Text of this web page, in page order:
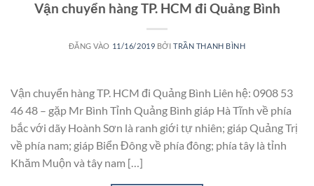
Vận chuyển hàng TP. HCM đi Quảng Bình
ĐĂNG VÀO 11/16/2019 BỞITRẦN THANH BÌNH
Vận chuyển hàng TP. HCM đi Quảng Bình Liên hệ: 0908 53
46 48 – gặp Mr Bình Tỉnh Quảng Bình giáp Hà Tĩnh về phía
bắc với dãy Hoành Sơn là ranh giới tự nhiên; giáp Quảng Trị
về phía nam; giáp Biển Đông về phía đông; phía tây là tỉnh
Khăm Muộn và tây nam […]